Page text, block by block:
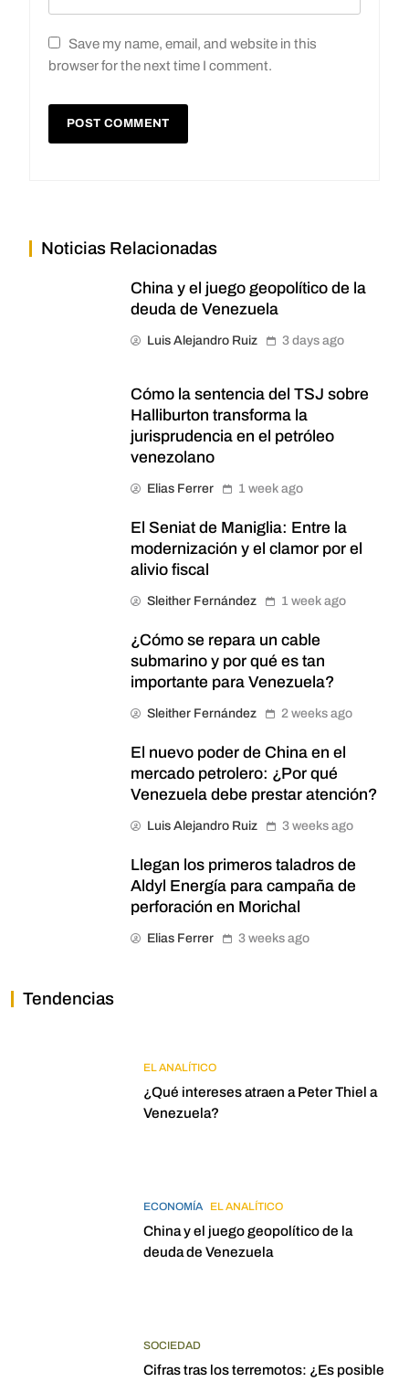
Save my name, email, and website in this
browser for the next time I comment.
Noticias Relacionadas
China y el juego geopolítico de la
deuda de Venezuela
Luis Alejandro Ruiz 3 days ago
Cómo la sentencia del TSJ sobre
Halliburton transforma la
jurisprudencia en el petróleo
venezolano
Elias Ferrer 1 week ago
El Seniat de Maniglia: Entre la
modernización y el clamor por el
alivio fiscal
Sleither Fernández 1 week ago
¿Cómo se repara un cable
submarino y por qué es tan
importante para Venezuela?
Sleither Fernández 2 weeks ago
El nuevo poder de China en el
mercado petrolero: ¿Por qué
Venezuela debe prestar atención?
Luis Alejandro Ruiz 3 weeks ago
Llegan los primeros taladros de
Aldyl Energía para campaña de
perforación en Morichal
Elias Ferrer 3 weeks ago
Tendencias
EL ANALÍTICO
¿Qué intereses atraen a Peter Thiel a
Venezuela?
ECONOMÍA EL ANALÍTICO
China y el juego geopolítico de la
deuda de Venezuela
SOCIEDAD
Cifras tras los terremotos: ¿Es posible